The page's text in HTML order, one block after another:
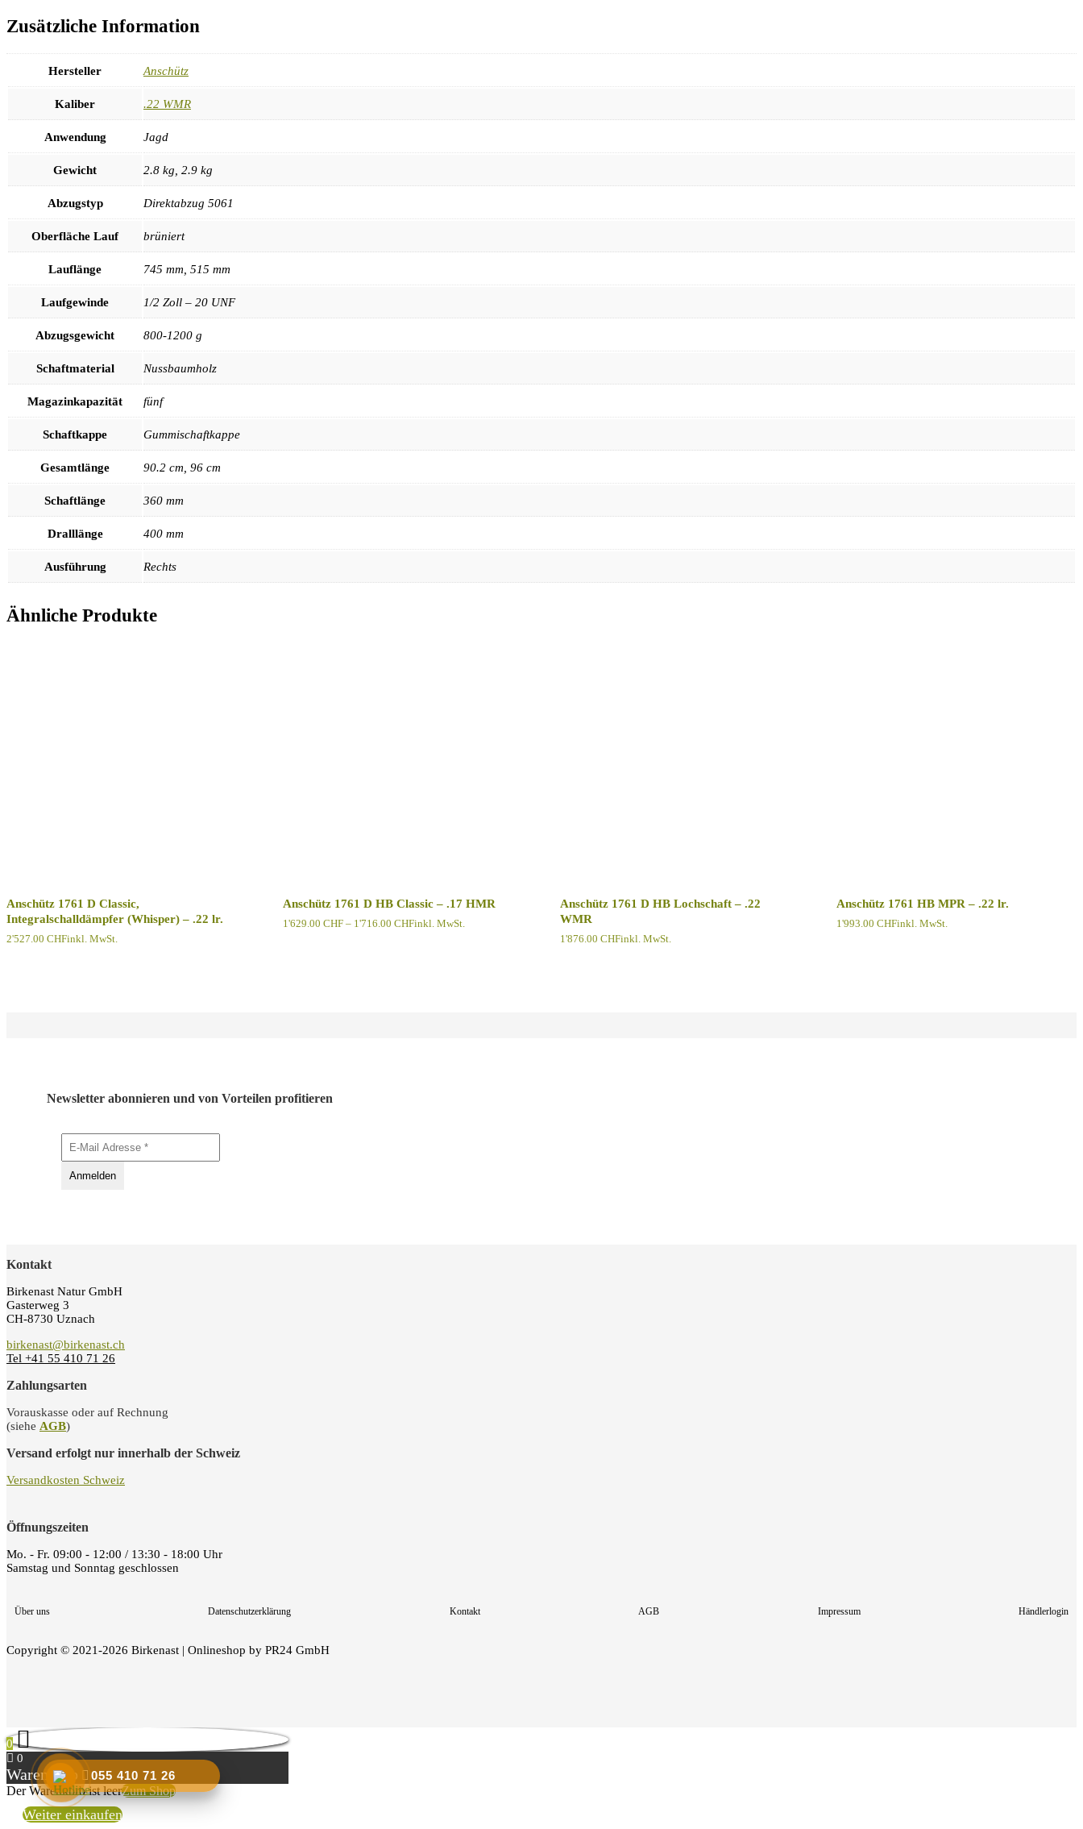
Zusätzliche Information
Hersteller Anschütz
Kaliber .22 WMR
Anwendung Jagd
Gewicht 2.8 kg, 2.9 kg
Abzugstyp Direktabzug 5061
Oberfläche Lauf brüniert
Lauflänge 745 mm, 515 mm
Laufgewinde 1/2 Zoll – 20 UNF
Abzugsgewicht 800-1200 g
Schaftmaterial Nussbaumholz
Magazinkapazität fünf
Schaftkappe Gummischaftkappe
Gesamtlänge 90.2 cm, 96 cm
Schaftlänge 360 mm
Dralllänge 400 mm
Ausführung Rechts
Ähnliche Produkte
Anschütz 1761 D Classic,
Integralschalldämpfer (Whisper) – .22 lr.
2'527.00 CHFinkl. MwSt.
Anschütz 1761 D HB Classic – .17 HMR
1'629.00CHF – 1'716.00CHFPreisspanne:
inkl. MwSt.
Anschütz 1761 D HB Lochschaft – .22
WMR
1'876.00 CHFinkl. MwSt.
Anschütz 1761 HB MPR – .22 lr.
1'993.00 CHFinkl. MwSt.
Newsletter abonnieren und von Vorteilen profitieren
Kontakt
Birkenast Natur GmbH
Gasterweg 3
CH-8730 Uznach
birkenast@birkenast.ch
Tel +41 55 410 71 26
Zahlungsarten
Vorauskasse oder auf Rechnung
(siehe AGB)
Versand erfolgt nur innerhalb der Schweiz
Versandkosten Schweiz
Öffnungszeiten
Mo. - Fr. 09:00 - 12:00 / 13:30 - 18:00 Uhr
Samstag und Sonntag geschlossen
Über uns Datenschutzerklärung Kontakt AGB Impressum Händlerlogin
Copyright © 2021-2026 Birkenast | Onlineshop by PR24 GmbH
055 410 71 26
0
0
Warenkorb
Der Warenkorb ist leerZum Shop
Weiter einkaufen